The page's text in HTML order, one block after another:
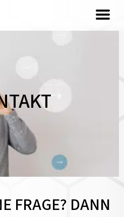
FRAGE? DANN